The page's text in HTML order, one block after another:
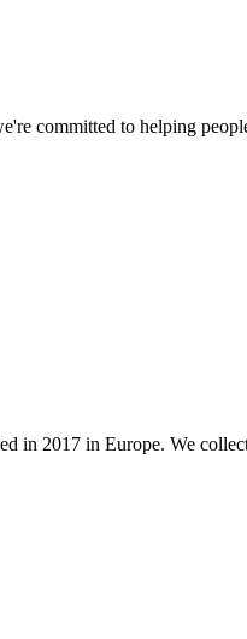
committed to helping
2017 in Europe. We